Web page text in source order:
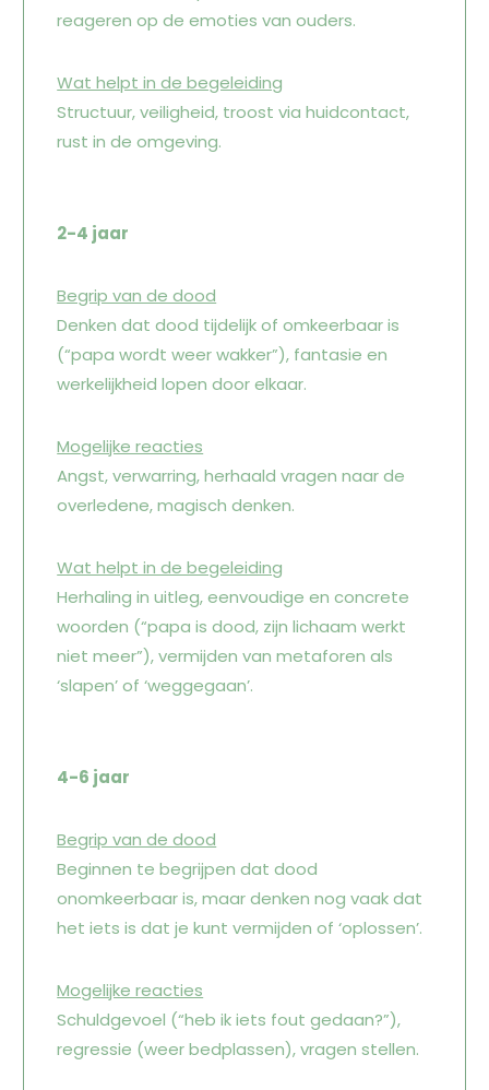
reageren op de emoties van ouders.
Wat helpt in de begeleiding
Structuur, veiligheid, troost via huidcontact,
rust in de omgeving.
2-4 jaar
Begrip van de dood
Denken dat dood tijdelijk of omkeerbaar is
(“papa wordt weer wakker”), fantasie en
werkelijkheid lopen door elkaar.
Mogelijke reacties
Angst, verwarring, herhaald vragen naar de
overledene, magisch denken.
Wat helpt in de begeleiding
Herhaling in uitleg, eenvoudige en concrete
woorden (“papa is dood, zijn lichaam werkt
niet meer”), vermijden van metaforen als
‘slapen’ of ‘weggegaan’.
4-6 jaar
Begrip van de dood
Beginnen te begrijpen dat dood
onomkeerbaar is, maar denken nog vaak dat
het iets is dat je kunt vermijden of ‘oplossen’.
Mogelijke reacties
Schuldgevoel (“heb ik iets fout gedaan?”),
regressie (weer bedplassen), vragen stellen.